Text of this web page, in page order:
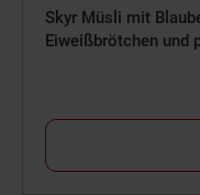
Skyr Müsli mit
Eiweißbrötchen und